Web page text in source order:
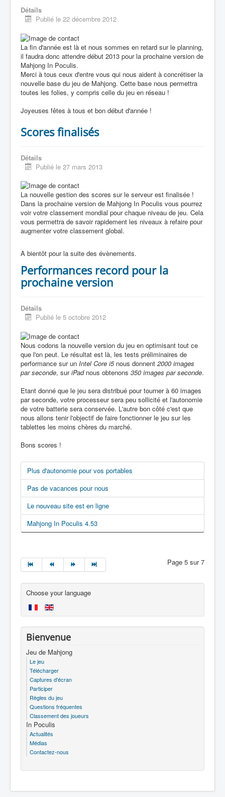
Détails
Publié le 22 décembre 2012
La fin d'année est là et nous sommes en retard sur le planning,
il faudra donc attendre début 2013 pour la prochaine version de
Mahjong In Poculis.
Merci à tous ceux d'entre vous qui nous aident à concrétiser la
nouvelle base du jeu de Mahjong. Cette base nous permettra
toutes les folies, y compris celle du jeu en réseau !
Joyeuses fêtes à tous et bon début d'année !
Scores finalisés
Détails
Publié le 27 mars 2013
La nouvelle gestion des scores sur le serveur est finalisée !
Dans la prochaine version de Mahjong In Poculis vous pourrez
voir votre classement mondial pour chaque niveau de jeu. Cela
vous permettra de savoir rapidement les niveaux à refaire pour
augmenter votre classement global.
A bientôt pour la suite des évènements.
Performances record pour la
prochaine version
Détails
Publié le 5 octobre 2012
Nous codons la nouvelle version du jeu en optimisant tout ce
que l'on peut. Le résultat est là, les tests préliminaires de
performance sur un Intel Core i5nous donnent 2000 images
par seconde, suriPadnous obtenons 350 images par seconde.
Etant donné que le jeu sera distribué pour tourner à 60 images
par seconde, votre processeur sera peu sollicité et l'autonomie
de votre batterie sera conservée. L'autre bon côté c'est que
nous allons tenir l'objectif de faire fonctionner le jeu sur les
tablettes les moins chères du marché.
Bons scores !
Plus d'autonomie pour vos portables
Pas de vacances pour nous
Le nouveau site est en ligne
Mahjong In Poculis 4.53
Page 5 sur 7
Choose your language
Bienvenue
Jeu de Mahjong
Le jeu
Télécharger
Captures d'écran
Participer
Règles du jeu
Questions fréquentes
Classement des joueurs
In Poculis
Actualités
Médias
Contactez-nous